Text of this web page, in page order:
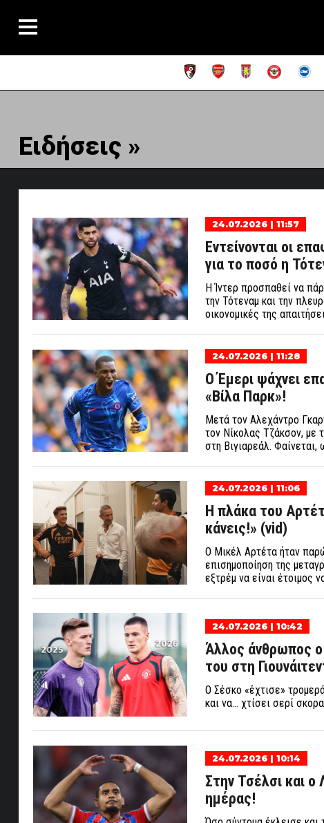
Ειδήσεις »
24.07.2026 | 11:57
Εντείνονται οι
για το ποσό η
Η Ίντερ προσπαθεί να
την Τότεναμ και την
οικονομικές της
24.07.2026 | 11:28
Ο Έμερι ψάχνει
«Βίλα Παρκ»!
Μετά τον Αλεχάντρο
τον Νίκολας Τζάκσον, με
στη Βιγιαρεάλ. Φαίνεται,
24.07.2026 | 11:06
Η πλάκα του
κάνεις!» (vid)
Ο Μικέλ Αρτέτα ήταν
επισημοποίηση της
εξτρέμ να είναι έτοιμος
24.07.2026 | 10:42
Άλλος άνθρωπος ο
του στη
Ο Σέσκο «έχτισε»
και να... χτίσει σερί
24.07.2026 | 10:14
Στην Τσέλσι και ο
ημέρας!